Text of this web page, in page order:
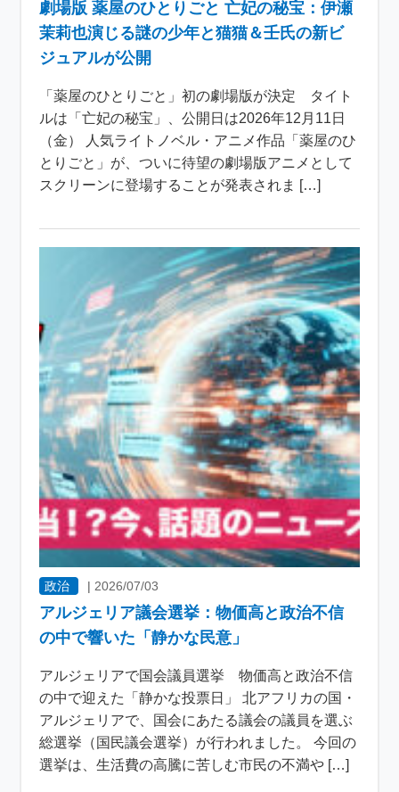
劇場版 薬屋のひとりごと 亡妃の秘宝：伊瀬
茉莉也演じる謎の少年と猫猫＆壬氏の新ビ
ジュアルが公開
「薬屋のひとりごと」初の劇場版が決定 タイト
ルは「亡妃の秘宝」、公開日は2026年12月11日
（金） 人気ライトノベル・アニメ作品「薬屋のひ
とりごと」が、ついに待望の劇場版アニメとして
スクリーンに登場することが発表されま […]
政治 | 2026/07/03
アルジェリア議会選挙：物価高と政治不信
の中で響いた「静かな民意」
アルジェリアで国会議員選挙 物価高と政治不信
の中で迎えた「静かな投票日」 北アフリカの国・
アルジェリアで、国会にあたる議会の議員を選ぶ
総選挙（国民議会選挙）が行われました。 今回の
選挙は、生活費の高騰に苦しむ市民の不満や […]